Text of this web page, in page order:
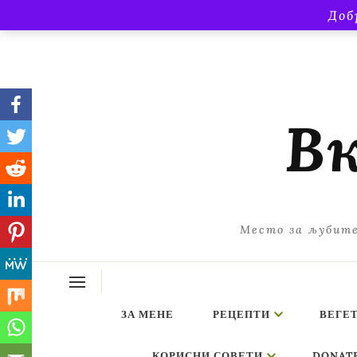
Место за
ЗА МЕНЕ РЕЦЕПТИ